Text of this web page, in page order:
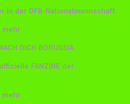
in der DFB-Nationalmannschaft
mehr
DICH BORUSSIA.
FANZINE der
mehr